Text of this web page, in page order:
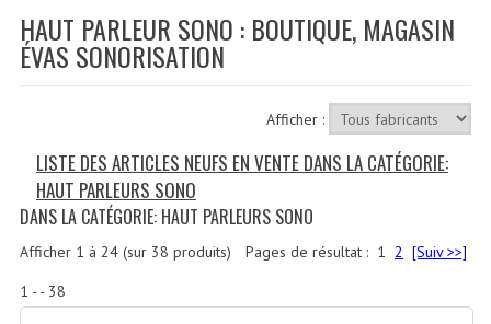
Location De Matériel
Le Matériel D´occasion
Recevoir Nos Promotions
Faire Votre Devis
CATÉGORIES
HAUT PARLEUR SONO : BOUTIQUE, MAGASIN
ÉVAS SONORISATION
Afficher :
LISTE DES ARTICLES NEUFS EN VENTE DANS LA CATÉGORIE:
HAUT PARLEURS SONO
DANS LA CATÉGORIE: HAUT PARLEURS SONO
Pages de résultat : 1 2 [Suiv >>]
Afficher 1 à 24(sur 38 produits)
1 - - 38